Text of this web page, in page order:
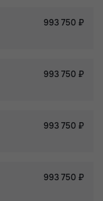
993 750 ₽
993 750 ₽
993 750 ₽
993 750 ₽